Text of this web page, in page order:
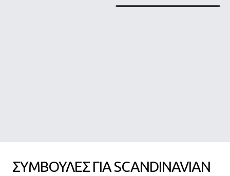
ΣΥΜΒΟΥΛΕΣ ΓΙΑ SCANDINAVIAN